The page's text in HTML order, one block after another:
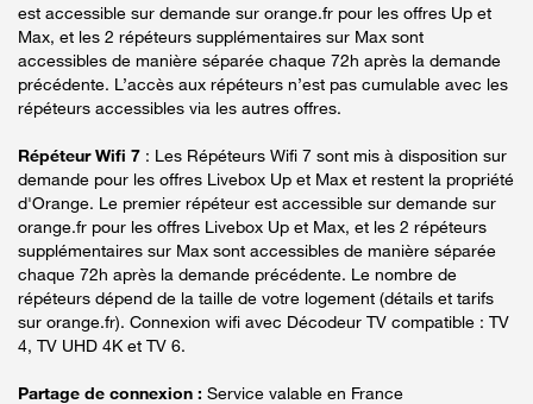
est accessible sur demande sur orange.fr pour les offres Up et
Max, et les 2 répéteurs supplémentaires sur Max sont
accessibles de manière séparée chaque 72h après la demande
précédente. L’accès aux répéteurs n’est pas cumulable avec les
répéteurs accessibles via les autres offres.
Répéteur Wifi 7 : Les Répéteurs Wifi 7 sont mis à disposition sur
demande pour les offres Livebox Up et Max et restent la propriété
d'Orange. Le premier répéteur est accessible sur demande sur
orange.fr pour les offres Livebox Up et Max, et les 2 répéteurs
supplémentaires sur Max sont accessibles de manière séparée
chaque 72h après la demande précédente. Le nombre de
répéteurs dépend de la taille de votre logement (détails et tarifs
sur orange.fr). Connexion wifi avec Décodeur TV compatible : TV
4, TV UHD 4K et TV 6.
Partage de connexion : Service valable en France